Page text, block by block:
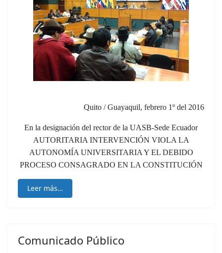
Quito / Guayaquil, febrero 1º del 2016
En la designación del rector de la UASB-Sede Ecuador
AUTORITARIA INTERVENCIÓN VIOLA LA
AUTONOMÍA UNIVERSITARIA Y EL DEBIDO
PROCESO CONSAGRADO EN LA CONSTITUCIÓN
Leer más…
Comunicado Público